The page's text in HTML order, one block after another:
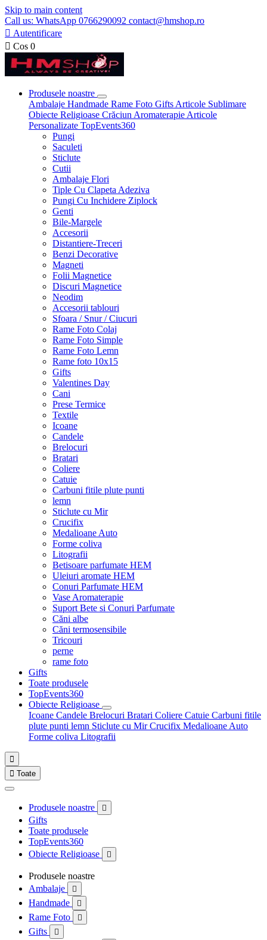
Skip to main content
Call us: WhatsApp 0766290092 contact@hmshop.ro
 Autentificare
 Cos 0
Produsele noastre
Ambalaje Handmade Rame Foto Gifts Articole Sublimare
Obiecte Religioase Crăciun Aromaterapie Articole
Personalizate TopEvents360
Pungi
Saculeti
Sticlute
Cutii
Ambalaje Flori
Tiple Cu Clapeta Adeziva
Pungi Cu Inchidere Ziplock
Genti
Bile-Margele
Accesorii
Distantiere-Treceri
Benzi Decorative
Magneti
Folii Magnetice
Discuri Magnetice
Neodim
Accesorii tablouri
Sfoara / Snur / Ciucuri
Rame Foto Colaj
Rame Foto Simple
Rame Foto Lemn
Rame foto 10x15
Gifts
Valentines Day
Cani
Prese Termice
Textile
Icoane
Candele
Brelocuri
Bratari
Coliere
Catuie
Carbuni fitile plute punti
lemn
Sticlute cu Mir
Crucifix
Medalioane Auto
Forme coliva
Litografii
Betisoare parfumate HEM
Uleiuri aromate HEM
Conuri Parfumate HEM
Vase Aromaterapie
Suport Bete si Conuri Parfumate
Căni albe
Căni termosensibile
Tricouri
perne
rame foto
Gifts
Toate produsele
TopEvents360
Obiecte Religioase
Icoane Candele Brelocuri Bratari Coliere Catuie Carbuni fitile
plute punti lemn Sticlute cu MirCrucifix Medalioane Auto
Forme coliva Litografii

 Toate
Produsele noastre 
Gifts
Toate produsele
TopEvents360
Obiecte Religioase

Produsele noastre
Ambalaje

Handmade 
Rame Foto 
Gifts 